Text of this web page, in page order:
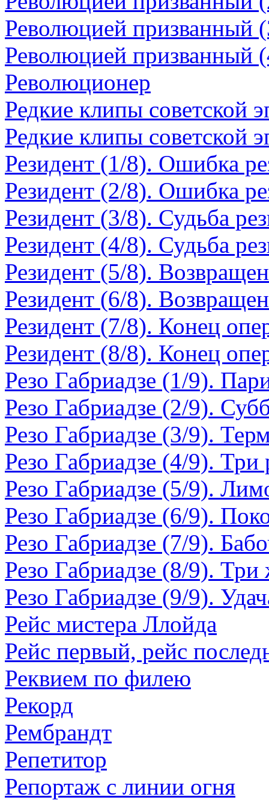
Революцией призванный
Революцией призванный
Революционер
Редкие клипы советской
Редкие клипы советской
Резидент (1/8). Ошибка
Резидент (2/8). Ошибка
Резидент (3/8). Судьба
Резидент (4/8). Судьба
Резидент (5/8).
Резидент (6/8).
Резидент (7/8). Конец
Резидент (8/8). Конец
Резо Габриадзе (1/9).
Резо Габриадзе (2/9).
Резо Габриадзе (3/9).
Резо Габриадзе (4/9). Три
Резо Габриадзе (5/9).
Резо Габриадзе (6/9).
Резо Габриадзе (7/9).
Резо Габриадзе (8/9). Три
Резо Габриадзе (9/9).
Рейс мистера Ллойда
Рейс первый, рейс
Реквием по филею
Рекорд
Рембрандт
Репетитор
Репортаж с линии огня